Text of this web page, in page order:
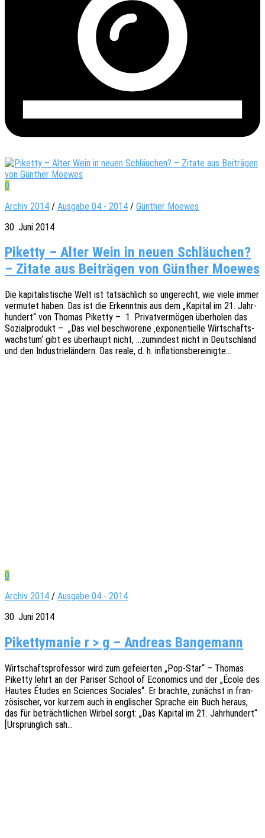
0
Archiv 2014 / Ausgabe 04 - 2014 / Günther Moewes
30. Juni 2014
Piketty – Alter Wein in neuen Schläuchen?
– Zitate aus Beiträgen von Günther Moewes
Die kapi­ta­lis­ti­sche Welt ist tatsäch­lich so unge­recht, wie viele immer
vermu­tet haben. Das ist die Erkennt­nis aus dem „Kapi­tal im 21. Jahr­
hun­dert“ von Thomas Piket­ty – 1. Privat­ver­mö­gen über­ho­len das
Sozi­al­pro­dukt – „Das viel beschwo­re­ne ‚expo­nen­ti­el­le Wirt­schafts­
wachs­tum‘ gibt es über­haupt nicht, …zumin­dest nicht in Deutsch­land
und den Indus­trie­län­dern. Das reale, d. h. inflationsbereinigte…
0
Archiv 2014 / Ausgabe 04 - 2014
30. Juni 2014
Pikettymanie r > g – Andreas Bangemann
Wirt­schafts­pro­fes­sor wird zum gefei­er­ten „Pop-Star“ – Thomas
Piket­ty lehrt an der Pari­ser School of Econo­mics und der „École des
Hautes Études en Scien­ces Socia­les“. Er brach­te, zunächst in fran­
zö­si­scher, vor kurzem auch in engli­scher Spra­che ein Buch heraus,
das für beträcht­li­chen Wirbel sorgt: „Das Kapi­tal im 21. Jahr­hun­dert“
[Ursprüng­lich sah…